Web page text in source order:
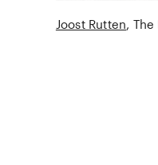
Joost Rutten The